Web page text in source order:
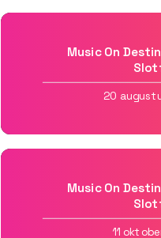
Music On
20
Music On
11